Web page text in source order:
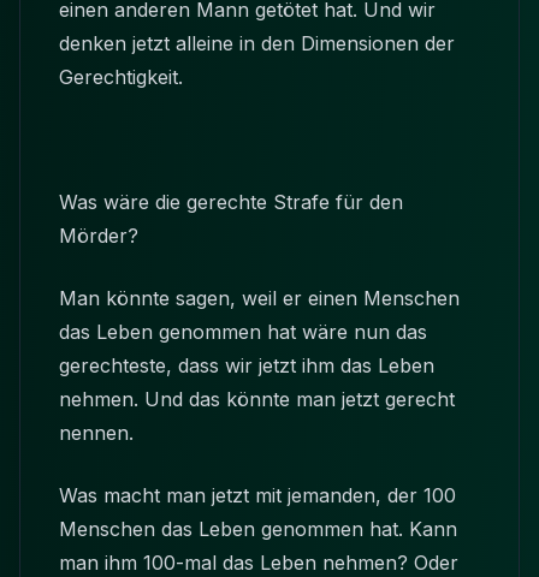
einen anderen Mann getötet hat. Und wir
denken jetzt alleine in den Dimensionen der
Gerechtigkeit.
Was wäre die gerechte Strafe für den
Mörder?
Man könnte sagen, weil er einen Menschen
das Leben genommen hat wäre nun das
gerechteste, dass wir jetzt ihm das Leben
nehmen. Und das könnte man jetzt gerecht
nennen.
Was macht man jetzt mit jemanden, der 100
Menschen das Leben genommen hat. Kann
man ihm 100-mal das Leben nehmen? Oder